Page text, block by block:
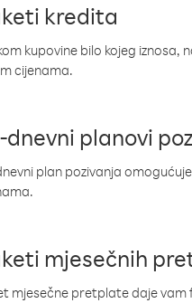
kredita
kupovine bilo kojeg
cijenama.
dnevni planovi
plan pozivanja
mjesečnih
mjesečne pretplate daje vam